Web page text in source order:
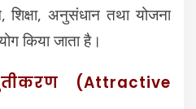
अनुसंधान तथा योजना
किया जाता है।
(Attractive